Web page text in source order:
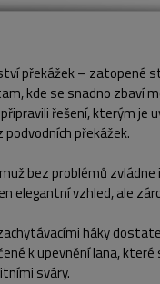
překážek – zatopené
kde se snadno zbaví
řešení, kterým je
překážek.
bez problémů
elegantní vzhled, ale
háky
k upevnění lana,
sváry.